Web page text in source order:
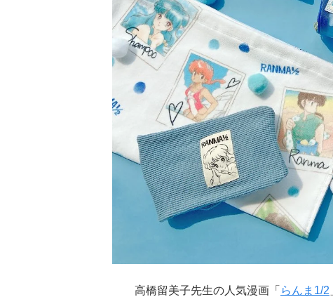
高橋留美子先生の人気漫画「 らんま1/2